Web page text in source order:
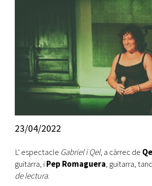
23/04/2022
L' espectacle Gabriel i Qel, a càrrec de
guitarra, iPep Romaguera, guitarra,
de lectura.